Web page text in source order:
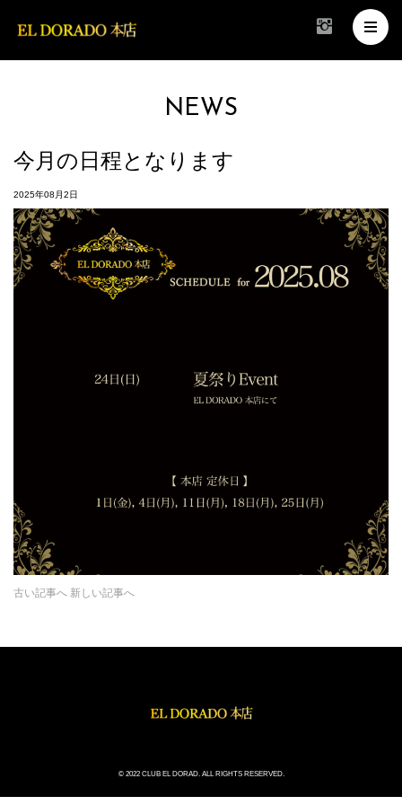
NEWS
今月の日程となります
2025年08月2日
古い記事へ 新しい記事へ
© 2022 CLUB EL DORAD. ALL RIGHTS RESERVED.